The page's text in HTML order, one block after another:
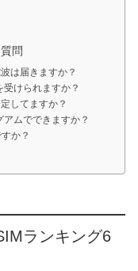
問
は届きますか？
けられますか？
してますか？
ムでできますか？
か？
ランキング6